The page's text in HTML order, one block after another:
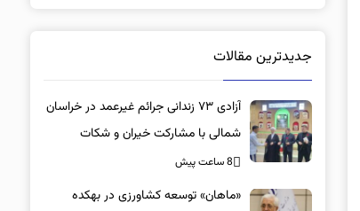
جدیدترین مقالات
آزادی ۷۳ زندانی جرائم غیرعمد در خراسان
شمالی با مشارکت خیران و شکات
8 ساعت پیش
«ماهان» توسعه کشاورزی در بهکده